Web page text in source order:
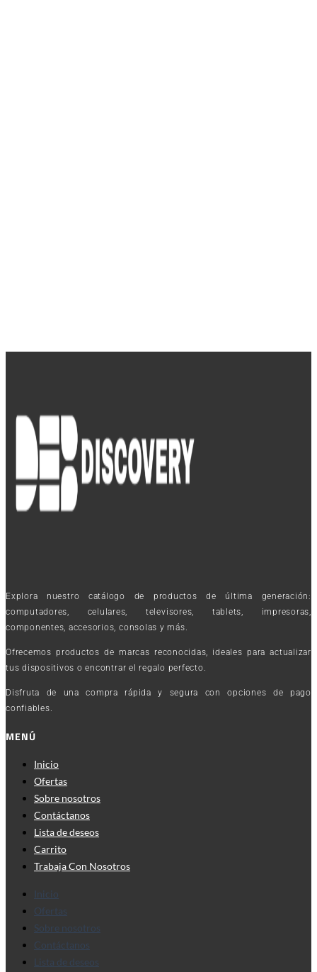
Explora nuestro catálogo de productos de última generación:
computadores, celulares, televisores, tablets, impresoras,
componentes, accesorios, consolas y más.
Ofrecemos productos de marcas reconocidas, ideales para actualizar
tus dispositivos o encontrar el regalo perfecto.
Disfruta de una compra rápida y segura con opciones de pago
confiables.
MENÚ
Inicio
Ofertas
Sobre nosotros
Contáctanos
Lista de deseos
Carrito
Trabaja Con Nosotros
Inicio
Ofertas
Sobre nosotros
Contáctanos
Lista de deseos